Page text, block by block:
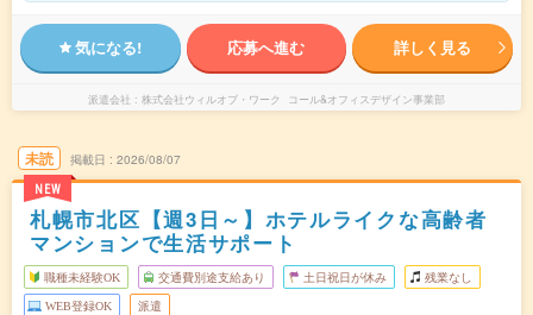
気になる! 応募へ進む 詳しく見る
派遣会社 株式会社ウィルオブ・ワーク コール&オフィスデザイン事業部
未読
NEW
掲載日 2026/08/07
札幌市北区【週3日～】ホテルライクな高齢者
マンションで生活サポート
職種未経験OK 交通費別途支給あり 土日祝日が休み 残業なし
WEB登録OK 派遣